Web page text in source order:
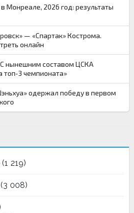
Монреале, 2026 год: результаты
— «Спартак» Кострома.
онлайн
нынешним составом ЦСКА
топ‑3 чемпионата»
одержал победу в первом
(1 219)
(3 008)